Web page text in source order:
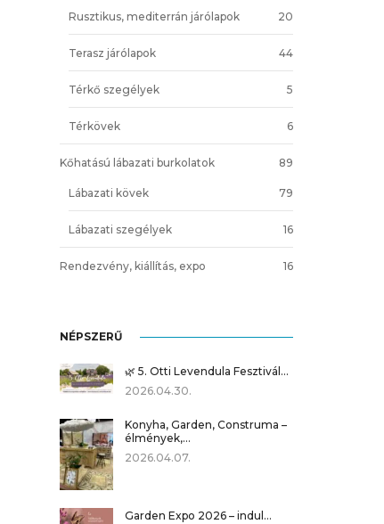
Rusztikus, mediterrán járólapok 20
Terasz járólapok 44
Térkő szegélyek 5
Térkövek 6
Kőhatású lábazati burkolatok 89
Lábazati kövek 79
Lábazati szegélyek 16
Rendezvény, kiállítás, expo 16
NÉPSZERŰ
🌿 5. Otti Levendula Fesztivál…
2026.04.30.
Konyha, Garden, Construma –
élmények,…
2026.04.07.
Garden Expo 2026 – indul…